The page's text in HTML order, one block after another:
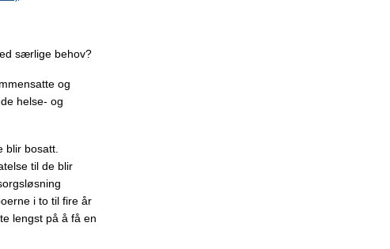
særlige behov?
og
helse- og
blir bosatt.
til de blir
i to til fire år
lengst på å få en